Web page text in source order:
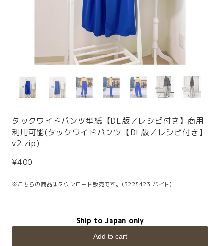
タックワイドパンツ型紙【DL版／レシピ付き】商用
利用可能(タックワイドパンツ【DL版／レシピ付き】
v2.zip)
¥400
※こちらの商品はダウンロード販売です。(3225423 バイト)
Ship to Japan only
Add to cart